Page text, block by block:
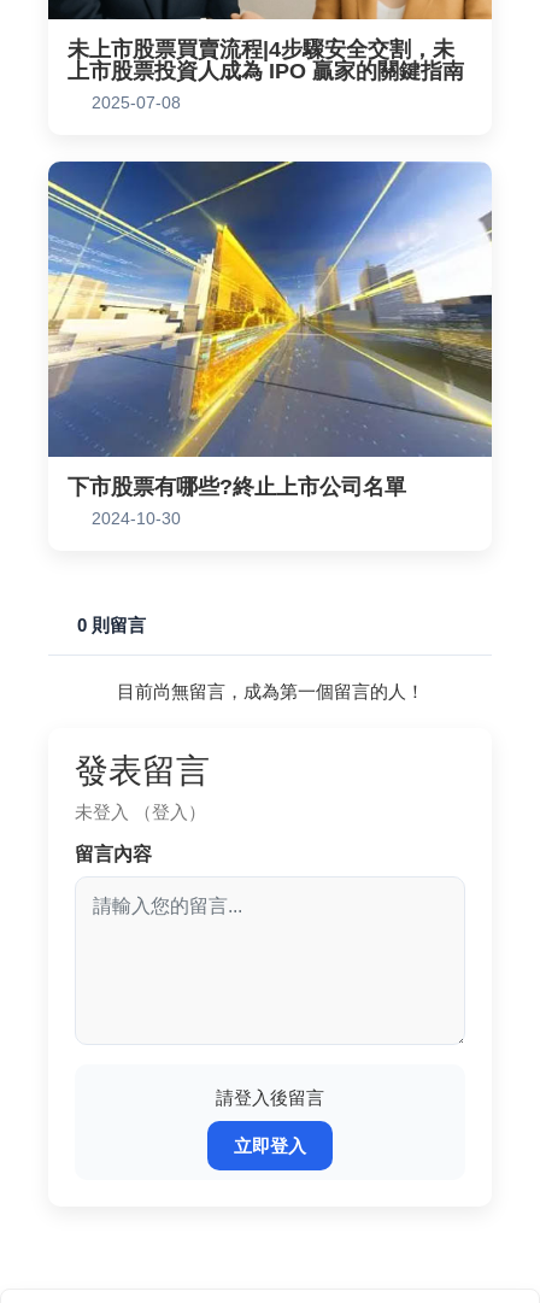
未上市股票買賣流程|4步驟安全交割，未
上市股票投資人成為 IPO 贏家的關鍵指南
2025-07-08
下市股票有哪些?終止上市公司名單
2024-10-30
0 則留言
目前尚無留言，成為第一個留言的人！
發表留言
未登入 （登入）
留言內容
請登入後留言
立即登入